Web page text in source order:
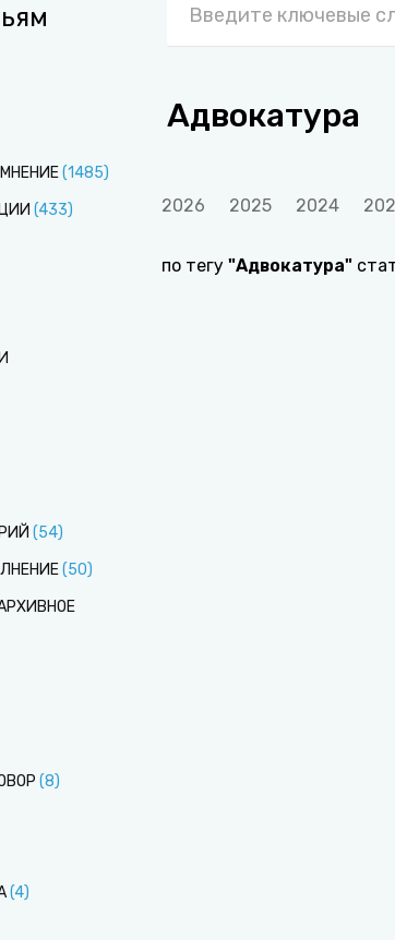
Адвокатура
(1485)
(433)
(54)
(50)
(8)
(4)
2026 2025 2024
по тегу "Адвокатура"